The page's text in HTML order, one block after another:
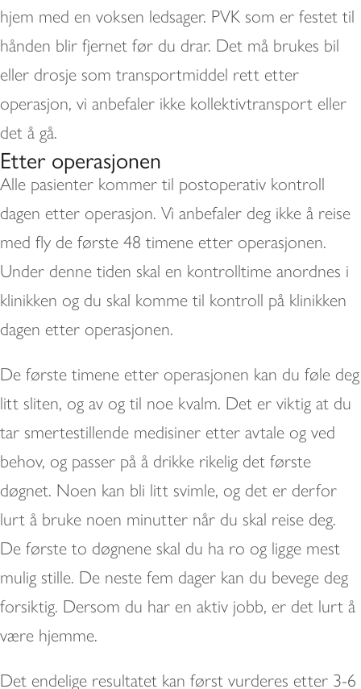
hjem med en voksen ledsager. PVK som er festet til
hånden blir fjernet før du drar. Det må brukes bil
eller drosje som transportmiddel rett etter
operasjon, vi anbefaler ikke kollektivtransport eller
det å gå.
Etter operasjonen
Alle pasienter kommer til postoperativ kontroll
dagen etter operasjon. Vi anbefaler deg ikke å reise
med fly de første 48 timene etter operasjonen.
Under denne tiden skal en kontrolltime anordnes i
klinikken og du skal komme til kontroll på klinikken
dagen etter operasjonen.
De første timene etter operasjonen kan du føle deg
litt sliten, og av og til noe kvalm. Det er viktig at du
tar smertestillende medisiner etter avtale og ved
behov, og passer på å drikke rikelig det første
døgnet. Noen kan bli litt svimle, og det er derfor
lurt å bruke noen minutter når du skal reise deg.
De første to døgnene skal du ha ro og ligge mest
mulig stille. De neste fem dager kan du bevege deg
forsiktig. Dersom du har en aktiv jobb, er det lurt å
være hjemme.
Det endelige resultatet kan først vurderes etter 3-6